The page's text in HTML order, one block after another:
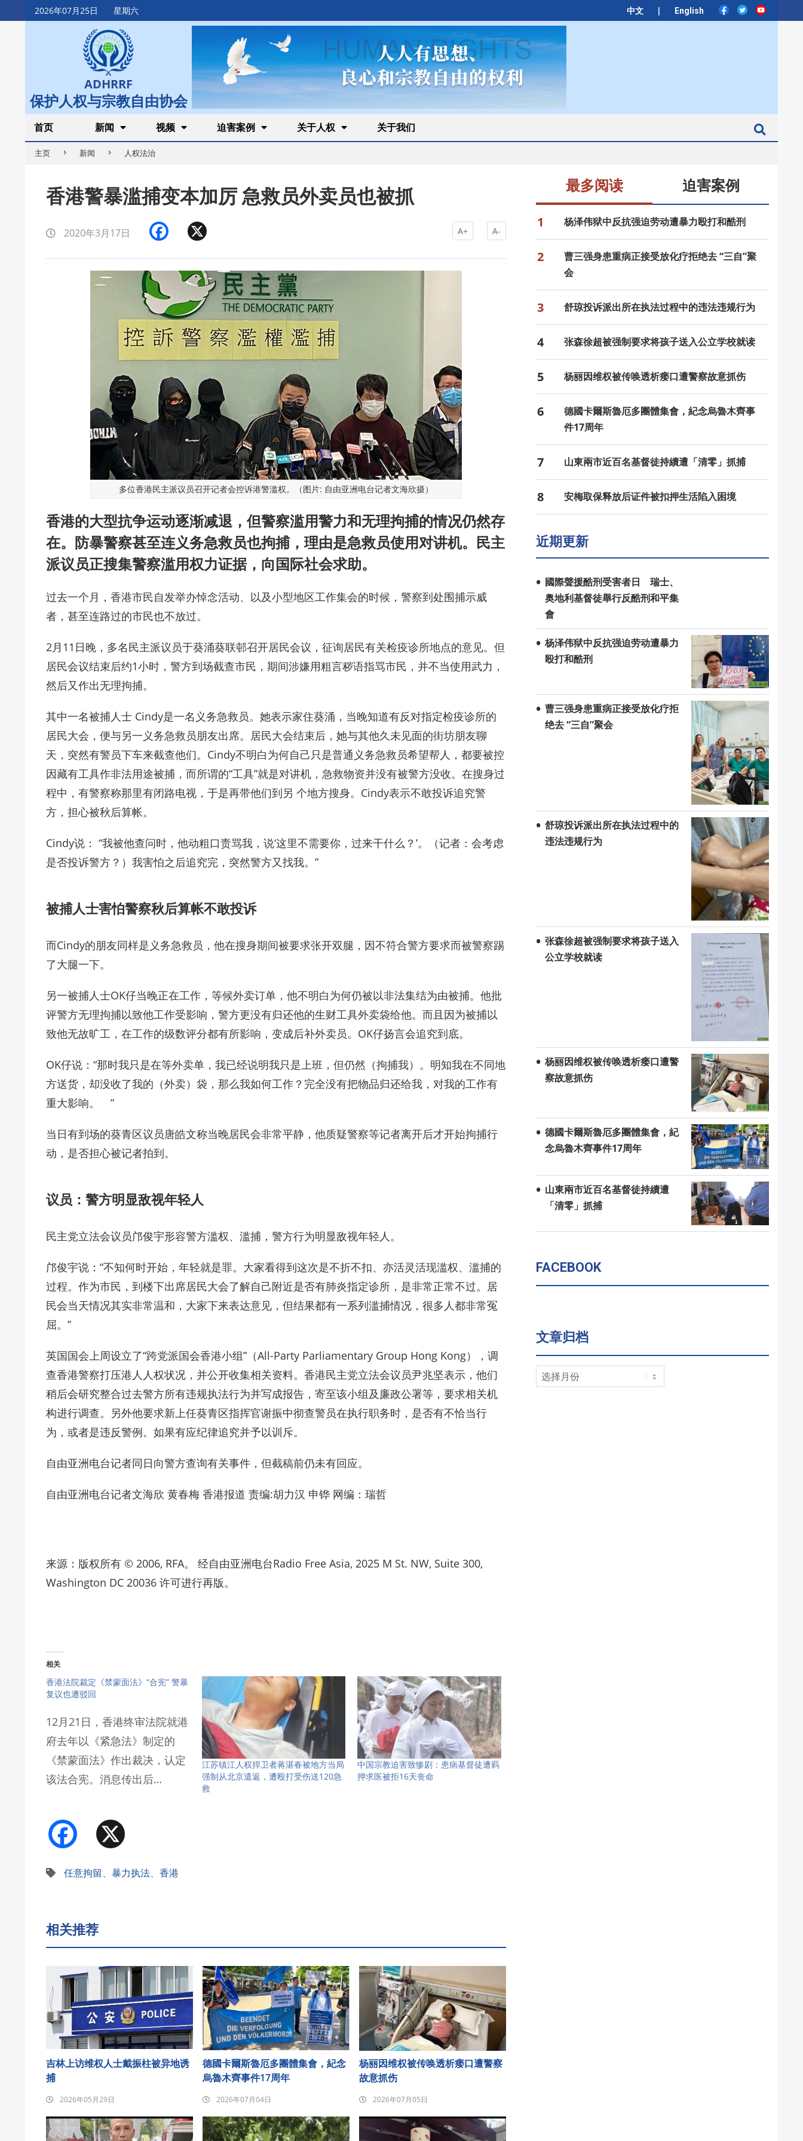
2026年07月25日 星期六 中文 | English
Skip
to
ADHRRF
保护人权与宗教自由协会
Secondary
Navigation
Menu
首页 新闻 视频 迫害案例 关于人权 关于我们
主页 新闻 人权法治
香港警暴滥捕变本加厉 急救员外卖员也被抓
2020年3月17日 Facebook A+ A-
多位香港民主派议员召开记者会控诉港警滥权。（图片: 自由亚洲电台记者文海欣摄）
香港的大型抗争运动逐渐减退，但警察滥用警力和无理拘捕的情况仍然存
在。防暴警察甚至连义务急救员也拘捕，理由是急救员使用对讲机。民主
派议员正搜集警察滥用权力证据，向国际社会求助。
过去一个月，香港市民自发举办悼念活动、以及小型地区工作集会的时候，警察到处围捕示威
者，甚至连路过的市民也不放过。
2月11日晚，多名民主派议员于葵涌葵联邨召开居民会议，征询居民有关检疫诊所地点的意见。但
居民会议结束后约1小时，警方到场截查市民，期间涉嫌用粗言秽语指骂市民，并不当使用武力，
然后又作出无理拘捕。
其中一名被捕人士 Cindy是一名义务急救员。她表示家住葵涌，当晚知道有反对指定检疫诊所的
居民大会，便与另一义务急救员朋友出席。居民大会结束后，她与其他久未见面的街坊朋友聊
天，突然有警员下车来截查他们。Cindy不明白为何自己只是普通义务急救员希望帮人，都要被控
因藏有工具作非法用途被捕，而所谓的“工具”就是对讲机，急救物资并没有被警方没收。在搜身过
程中，有警察称那里有闭路电视，于是再带他们到另 个地方搜身。Cindy表示不敢投诉追究警
方，担心被秋后算帐。
Cindy说： “我被他查问时，他动粗口责骂我，说‘这里不需要你，过来干什么？’。（记者：会考虑
是否投诉警方？）我害怕之后追究完，突然警方又找我。”
被捕人士害怕警察秋后算帐不敢投诉
而Cindy的朋友同样是义务急救员，他在搜身期间被要求张开双腿，因不符合警方要求而被警察踢
了大腿一下。
另一被捕人士OK仔当晚正在工作，等候外卖订单，他不明白为何仍被以非法集结为由被捕。他批
评警方无理拘捕以致他工作受影响，警方更没有归还他的生财工具外卖袋给他。而且因为被捕以
致他无故旷工，在工作的级数评分都有所影响，变成后补外卖员。OK仔扬言会追究到底。
OK仔说：“那时我只是在等外卖单，我已经说明我只是上班，但仍然（拘捕我）。明知我在不同地
方送货，却没收了我的（外卖）袋，那么我如何工作？完全没有把物品归还给我，对我的工作有
重大影响。 ”
当日有到场的葵青区议员唐皓文称当晚居民会非常平静，他质疑警察等记者离开后才开始拘捕行
动，是否担心被记者拍到。
议员：警方明显敌视年轻人
民主党立法会议员邝俊宇形容警方滥权、滥捕，警方行为明显敌视年轻人。
邝俊宇说：“不知何时开始，年轻就是罪。大家看得到这次是不折不扣、亦活灵活现滥权、滥捕的
过程。作为市民，到楼下出席居民大会了解自己附近是否有肺炎指定诊所，是非常正常不过。居
民会当天情况其实非常温和，大家下来表达意见，但结果都有一系列滥捕情况，很多人都非常冤
屈。”
英国国会上周设立了“跨党派国会香港小组”（All-Party Parliamentary Group Hong Kong），调
查香港警察打压港人人权状况，并公开收集相关资料。香港民主党立法会议员尹兆坚表示，他们
稍后会研究整合过去警方所有违规执法行为并写成报告，寄至该小组及廉政公署等，要求相关机
构进行调查。另外他要求新上任葵青区指挥官谢振中彻查警员在执行职务时，是否有不恰当行
为，或者是违反警例。如果有应纪律追究并予以训斥。
自由亚洲电台记者同日向警方查询有关事件，但截稿前仍未有回应。
自由亚洲电台记者文海欣 黄春梅 香港报道 责编:胡力汉 申铧 网编：瑞哲
来源：版权所有 © 2006, RFA。 经自由亚洲电台Radio Free Asia, 2025 M St. NW, Suite 300,
Washington DC 20036 许可进行再版。
相关
香港法院裁定《禁蒙面法》“合宪” 警暴
复议也遭驳回
12月21日，香港终审法院就港
府去年以《紧急法》制定的
《禁蒙面法》作出裁决，认定
该法合宪。消息传出后…
江苏镇江人权捍卫者蒋湛春被地方当局
强制从北京遣返，遭殴打受伤送120急
救
中国宗教迫害致惨剧：患病基督徒遭羁
押求医被拒16天丧命
Facebook
任意拘留、 暴力执法、 香港
相关推荐
吉林上访维权人士戴振柱被异地诱
捕
2026年05月29日
德國卡爾斯魯厄多團體集會，紀念
烏魯木齊事件17周年
2026年07月04日
杨丽因维权被传唤透析瘘口遭警察
故意抓伤
2026年07月05日
最多阅读 迫害案例
1 杨泽伟狱中反抗强迫劳动遭暴力殴打和酷刑
2
曹三强身患重病正接受放化疗拒绝去 “三自”聚
会
3 舒琼投诉派出所在执法过程中的违法违规行为
4 张森徐超被强制要求将孩子送入公立学校就读
5 杨丽因维权被传唤透析瘘口遭警察故意抓伤
6
德國卡爾斯魯厄多團體集會，紀念烏魯木齊事
件17周年
7 山東兩市近百名基督徒持續遭「清零」抓捕
8 安梅取保释放后证件被扣押生活陷入困境
近期更新
國際聲援酷刑受害者日 瑞士、
奥地利基督徒舉行反酷刑和平集
會
杨泽伟狱中反抗强迫劳动遭暴力
殴打和酷刑
曹三强身患重病正接受放化疗拒
绝去 “三自”聚会
舒琼投诉派出所在执法过程中的
违法违规行为
张森徐超被强制要求将孩子送入
公立学校就读
杨丽因维权被传唤透析瘘口遭警
察故意抓伤
德國卡爾斯魯厄多團體集會，紀
念烏魯木齊事件17周年
山東兩市近百名基督徒持續遭
「清零」抓捕
FACEBOOK
文章归档
文
章